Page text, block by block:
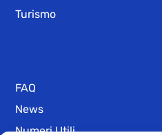
Turismo
FAQ
News
Numeri Utili